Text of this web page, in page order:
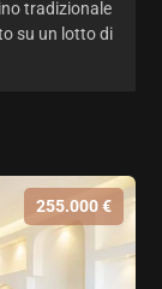
tradizionale
su un lotto di
255.000 €